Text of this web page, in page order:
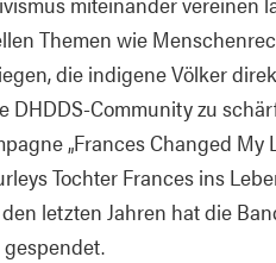
Themen wie
die indigene Völker
Community zu
„Frances Changed
Tochter Frances ins
letzten Jahren hat die